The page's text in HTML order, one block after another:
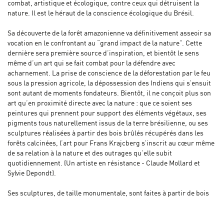
combat, artistique et écologique, contre ceux qui détruisent la
nature. Il est le héraut de la conscience écologique du Brésil.
Sa découverte de la forêt amazonienne va définitivement asseoir sa
vocation en le confrontant au “grand impact de la nature”. Cette
dernière sera première source d’inspiration, et bientôt le sens
même d’un art qui se fait combat pour la défendre avec
acharnement. La prise de conscience de la déforestation par le feu
sous la pression agricole, la dépossession des Indiens qui s’ensuit
sont autant de moments fondateurs. Bientôt, il ne conçoit plus son
art qu’en proximité directe avec la nature : que ce soient ses
peintures qui prennent pour support des éléments végétaux, ses
pigments tous naturellement issus de la terre brésilienne, ou ses
sculptures réalisées à partir des bois brûlés récupérés dans les
forêts calcinées, l’art pour Frans Krajcberg s’inscrit au cœur même
de sa relation à la nature et des outrages qu’elle subit
quotidiennement. (Un artiste en résistance - Claude Mollard et
Sylvie Depondt).
Ses sculptures, de taille monumentale, sont faites à partir de bois